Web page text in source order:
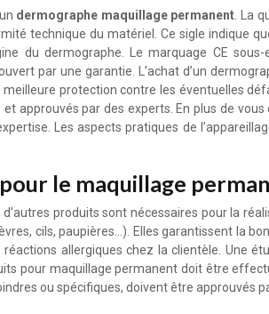
dermographe maquillage permanent . La
technique du matériel. Ce sigle indique
du dermographe. Le marquage CE
par une garantie. L’achat d’un
protection contre les éventuelles
approuvés par des experts. En plus de
Les aspects pratiques de
le maquillage
d’autres produits sont nécessaires pour la
cils, paupières…). Elles garantissent la
allergiques chez la clientèle. Une
pour maquillage permanent doit être
ou spécifiques, doivent être approuvés